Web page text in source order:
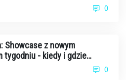
0
Showcase z nowym
tygodniu - kiedy i gdzie
0